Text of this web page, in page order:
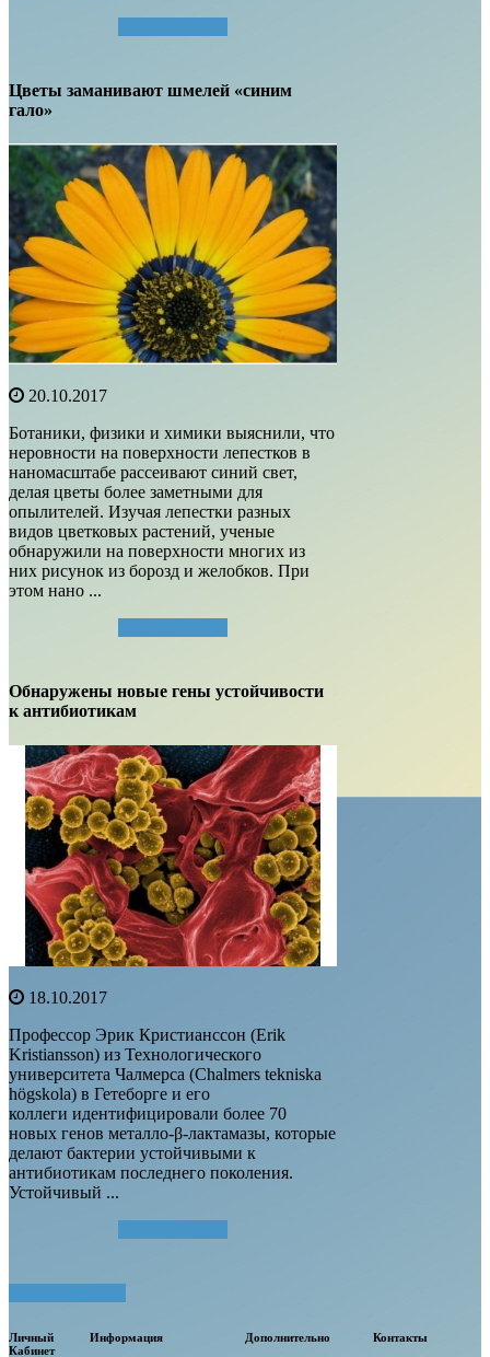
Цветы заманивают шмелей «синим
гало»
20.10.2017
Ботаники, физики и химики выяснили, что
неровности на поверхности лепестков в
наномасштабе рассеивают синий свет,
делая цветы более заметными для
опылителей. Изучая лепестки разных
видов цветковых растений, ученые
обнаружили на поверхности многих из
них рисунок из борозд и желобков. При
этом нано ...
Обнаружены новые гены устойчивости
к антибиотикам
18.10.2017
Профессор Эрик Кристианссон (Erik
Kristiansson) из Технологического
университета Чалмерса (Chalmers tekniska
högskola) в Гетеборге и его
коллеги идентифицировали более 70
новых генов металло-β-лактамазы, которые
делают бактерии устойчивыми к
антибиотикам последнего поколения.
Устойчивый ...
Личный
Кабинет
Информация Дополнительно Контакты